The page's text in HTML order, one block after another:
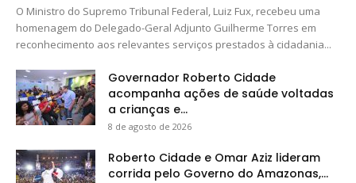
O Ministro do Supremo Tribunal Federal, Luiz Fux, recebeu uma
homenagem do Delegado-Geral Adjunto Guilherme Torres em
reconhecimento aos relevantes serviços prestados à cidadania...
Governador Roberto Cidade
acompanha ações de saúde voltadas
a crianças e...
8 de agosto de 2026
Roberto Cidade e Omar Aziz lideram
corrida pelo Governo do Amazonas,...